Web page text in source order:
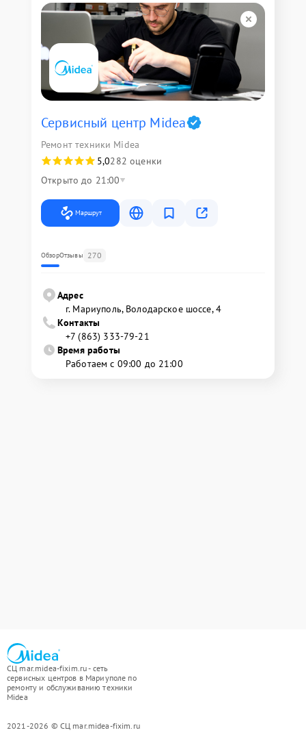
Сервисный центр Midea
Ремонт техники Midea
5,0282 оценки
Открыто до 21:00
Маршрут
ОбзорОтзывы 270
Адрес
г. Мариуполь, Володарское шоссе, 4
Контакты
+7 (863) 333-79-21
Время работы
Работаем с 09:00 до 21:00
СЦ mar.midea-fixim.ru - сеть
сервисных центров в Мариуполе по
ремонту и обслуживанию техники
Midea
2021-2026 © СЦ mar.midea-fixim.ru